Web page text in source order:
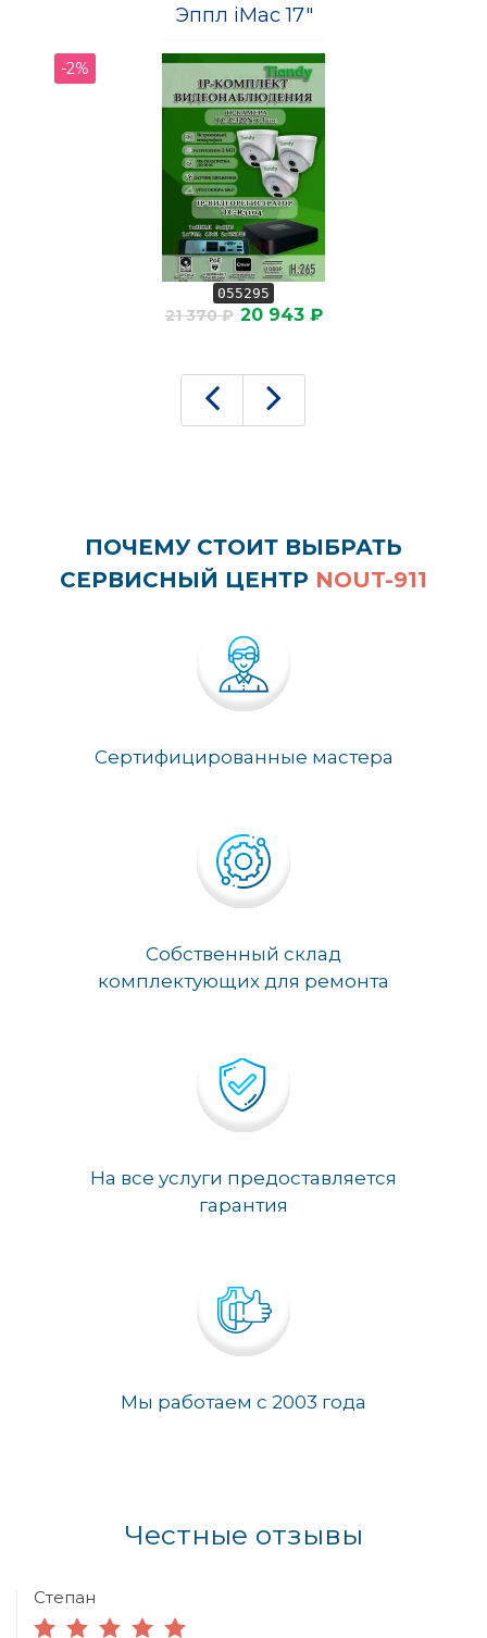
Эппл iMac 17"
-2%
055295
21 370 ₽ 20 943 ₽
ПОЧЕМУ СТОИТ ВЫБРАТЬ
СЕРВИСНЫЙ ЦЕНТР NOUT-911
Сертифицированные мастера
Собственный склад
комплектующих для ремонта
На все услуги предоставляется
гарантия
Мы работаем с 2003 года
Честные отзывы
Степан